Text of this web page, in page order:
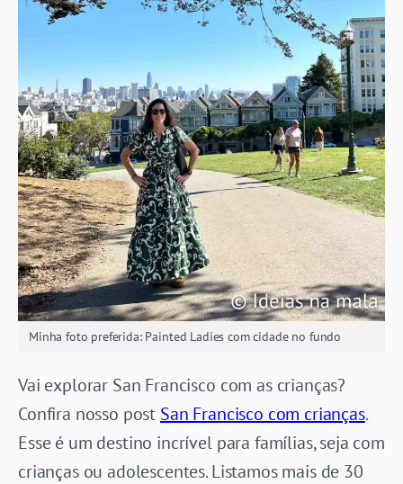
Minha foto preferida: Painted Ladies com cidade no fundo
Vai explorar San Francisco com as crianças?
Confira nosso post San Francisco com crianças.
Esse é um destino incrível para famílias, seja com
crianças ou adolescentes. Listamos mais de 30